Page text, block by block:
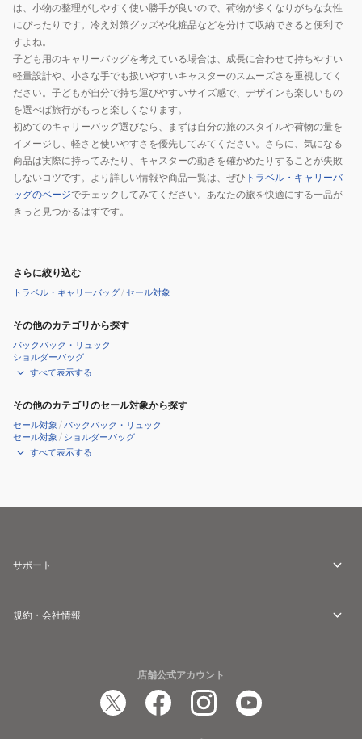
は、小物の整理がしやすく使い勝手が良いので、荷物が多くなりがちな女性
にぴったりです。冷え対策グッズや化粧品などを分けて収納できると便利で
すよね。
子ども用のキャリーバッグを考えている場合は、成長に合わせて持ちやすい
軽量設計や、小さな手でも扱いやすいキャスターのスムーズさを重視してく
ださい。子どもが自分で持ち運びやすいサイズ感で、デザインも楽しいもの
を選べば旅行がもっと楽しくなります。
初めてのキャリーバッグ選びなら、まずは自分の旅のスタイルや荷物の量を
イメージし、軽さと使いやすさを優先してみてください。さらに、気になる
商品は実際に持ってみたり、キャスターの動きを確かめたりすることが失敗
しないコツです。より詳しい情報や商品一覧は、ぜひ トラベル・キャリーバ
ッグのページでチェックしてみてください。あなたの旅を快適にする一品が
きっと見つかるはずです。
さらに絞り込む
トラベル・キャリーバッグ/セール対象
その他のカテゴリから探す
バックパック・リュック
ショルダーバッグ
すべて表示する
その他のカテゴリのセール対象から探す
セール対象 /バックパック・リュック
セール対象 / ショルダーバッグ
すべて表示する
サポート
規約・会社情報
店舗公式アカウント